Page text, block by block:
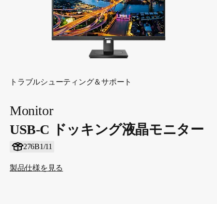
トラブルシューティング＆サポート
Monitor
USB-C ドッキング液晶モニター
276B1/11
製品仕様を見る